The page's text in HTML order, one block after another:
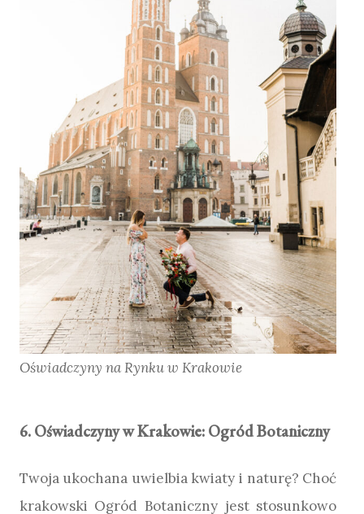
Oświadczyny na Rynku w Krakowie
6. Oświadczyny w Krakowie: Ogród Botaniczny
Twoja ukochana uwielbia kwiaty i naturę? Choć
krakowski Ogród Botaniczny jest stosunkowo